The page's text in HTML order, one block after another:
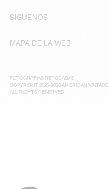
SIGUENOS
MAPA DE LA WEB
FOTOGRAFÍAS RETOCADAS
COPYRIGHT 2025-2026 AMERICAN VINTAGE
ALL RIGHTS RESERVED